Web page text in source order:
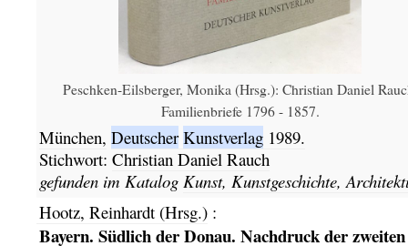
Peschken-Eilsberger, Monika (Hrsg.): Christian Daniel
Familienbriefe 1796 - 1857.
München, Deutscher Kunstverlag 1989.
Stichwort: Christian Daniel Rauch
gefunden im Katalog Kunst, Kunstgeschichte,
Hootz, Reinhardt (Hrsg.):
Bayern. Südlich der Donau. Nachdruck der zweiten